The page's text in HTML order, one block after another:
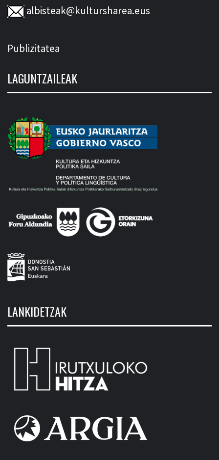
albisteak@kultursharea.eus
Publizitatea
LAGUNTZAILEAK
LANKIDETZAK